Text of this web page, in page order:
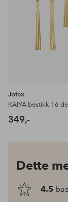
Jotex
KAIYA bestikk 16
349,-
Dette
4.5